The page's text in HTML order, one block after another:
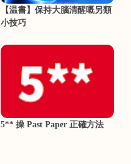
【温書】保持大腦清醒嘅另類
小技巧
5** 操 Past Paper 正確方法